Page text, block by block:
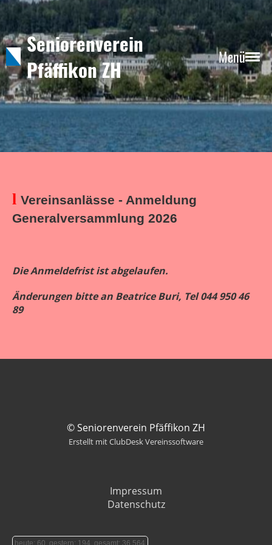
Menü
Seniorenverein
Pfäffikon ZH
l Vereinsanlässe - Anmeldung
Generalversammlung 2026
Die Anmeldefrist ist abgelaufen.
Änderungen bitte an Beatrice Buri, Tel 044 950 46
89
© Seniorenverein Pfäffikon ZH
Erstellt mit ClubDesk Vereinssoftware
Impressum
Datenschutz
heute: 60, gestern: 194, gesamt: 36.564